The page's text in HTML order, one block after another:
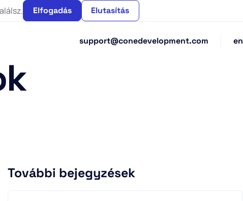
Elfogadás Elutasítás
support@conedevelopment.com en
További bejegyzések